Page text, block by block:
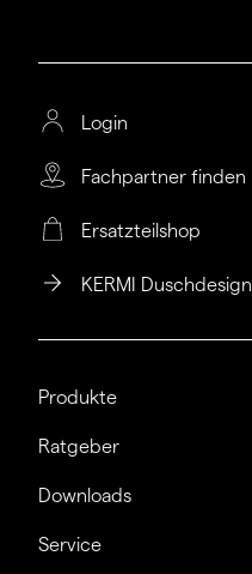
Login
Fachpartner finden
Ersatzteilshop
KERMI Duschdesign
Produkte
Ratgeber
Downloads
Service